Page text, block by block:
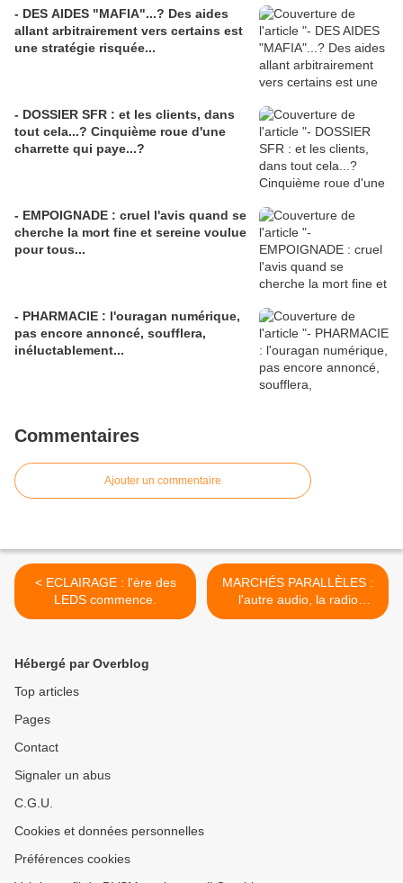
- DES AIDES "MAFIA"...? Des aides
allant arbitrairement vers certains est
une stratégie risquée...
- DOSSIER SFR : et les clients, dans
tout cela...? Cinquième roue d'une
charrette qui paye...?
- EMPOIGNADE : cruel l'avis quand se
cherche la mort fine et sereine voulue
pour tous...
- PHARMACIE : l'ouragan numérique,
pas encore annoncé, soufflera,
inéluctablement...
Commentaires
Ajouter un commentaire
< ECLAIRAGE : l'ère des
LEDS commence.
MARCHÉS PARALLÈLES :
l'autre audio, la radio
antichoc... >
Hébergé par Overblog
Top articles
Pages
Contact
Signaler un abus
C.G.U.
Cookies et données personnelles
Préférences cookies